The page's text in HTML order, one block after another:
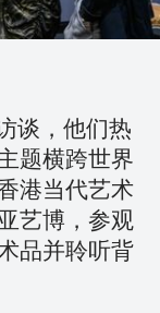
谈，他们热
题横跨世界
港当代艺术
艺博，参观
品并聆听背